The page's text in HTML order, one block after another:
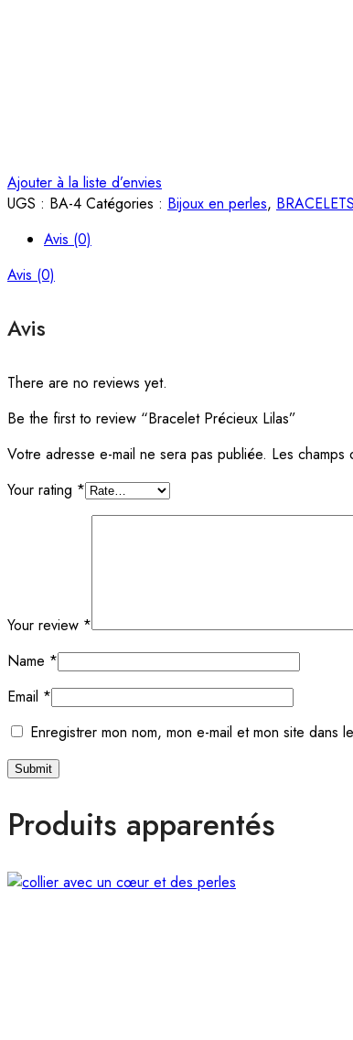
Ajouter à la liste d’envies
UGS : BA-4 Catégories : Bijoux en perles, BRACELETS
Avis (0)
Avis (0)
Avis
There are no reviews yet.
Be the first to review “Bracelet Précieux Lilas”
Votre adresse e-mail ne sera pas publiée. Les champs
Your rating *
Your review *
Name *
Email *
Enregistrer mon nom, mon e-mail et mon site dans
Produits apparentés